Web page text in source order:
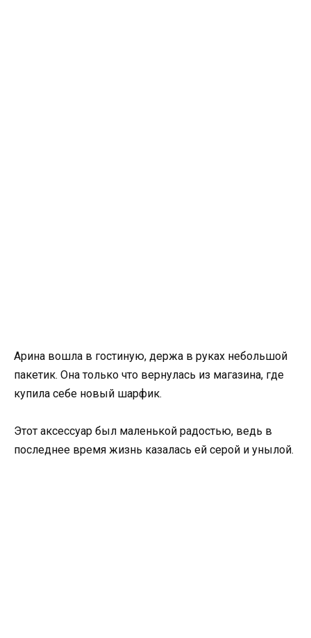
Арина вошла в гостиную, держа в руках небольшой
пакетик. Она только что вернулась из магазина, где
купила себе новый шарфик.
Этот аксессуар был маленькой радостью, ведь в
последнее время жизнь казалась ей серой и унылой.